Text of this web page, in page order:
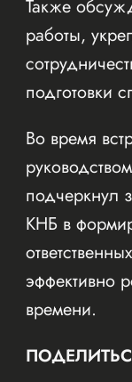
Также
работы,
подготовки
Во время
подчеркнул
КНБ в
эффективно
времени.